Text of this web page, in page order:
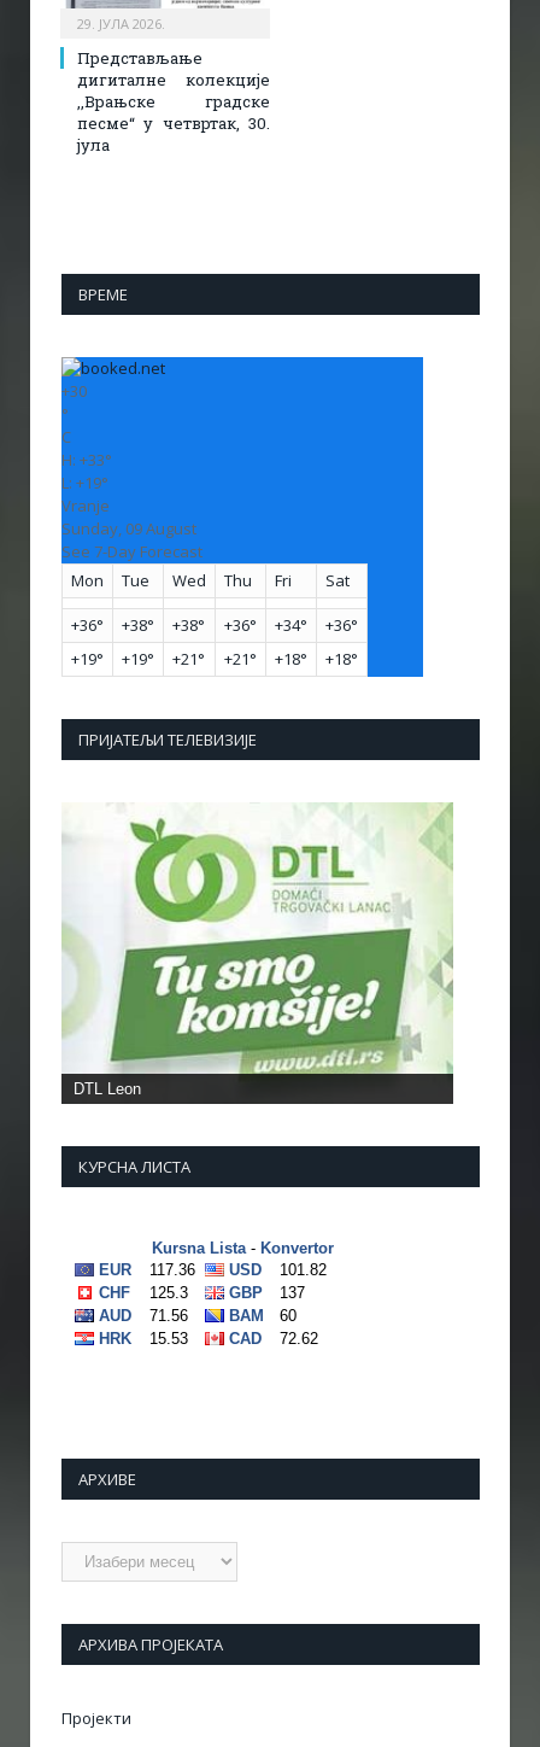
29. ЈУЛА 2026.
Представљање
дигиталне колекције
,,Врањске градске
песме“ у четвртак, 30.
јула
ВРЕМЕ
+30
°
C
H: +33°
L: +19°
Vranje
Sunday, 09 August
See 7-Day Forecast
Mon
Tue Wed Thu Fri Sat
+36° +38° +38° +36° +34° +36°
+19° +19° +21° +21° +18° +18°
ПРИЈАТЕЉИ ТЕЛЕВИЗИЈЕ
КУРСНА ЛИСТА
АРХИВЕ
Архиве
АРХИВА ПРОЈЕКАТА
Пројекти